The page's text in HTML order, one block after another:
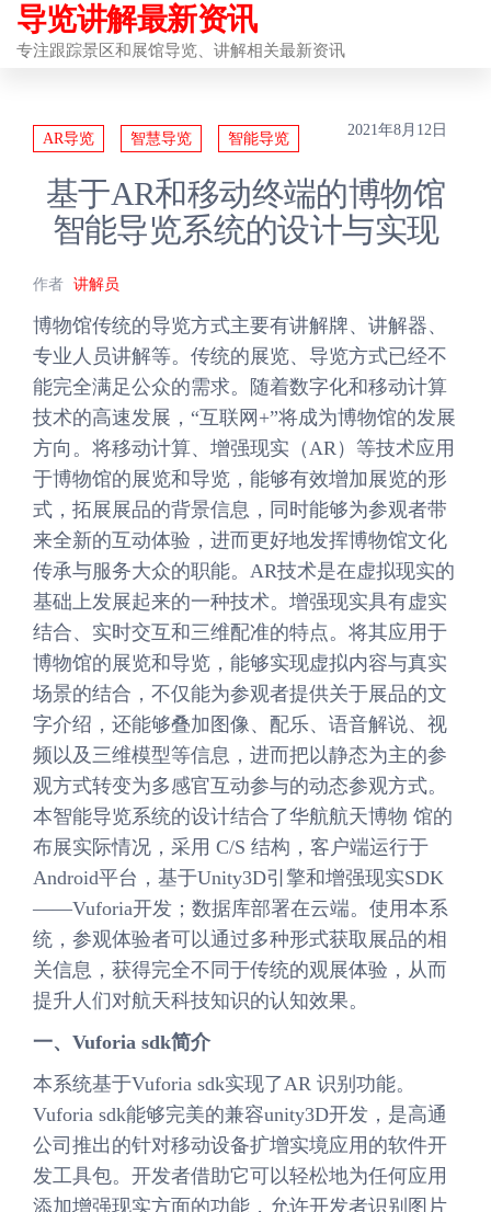
前
往
导览讲解最新资讯
专注跟踪景区和展馆导览、讲解相关最新资讯
AR导览 智慧导览 智能导览
2021年8月12日
基于AR和移动终端的博物馆
智能导览系统的设计与实现
作者 讲解员
博物馆传统的导览方式主要有讲解牌、讲解器、
专业人员讲解等。传统的展览、导览方式已经不
能完全满足公众的需求。随着数字化和移动计算
技术的高速发展，“互联网+”将成为博物馆的发展
方向。将移动计算、增强现实（AR）等技术应用
于博物馆的展览和导览，能够有效增加展览的形
式，拓展展品的背景信息，同时能够为参观者带
来全新的互动体验，进而更好地发挥博物馆文化
传承与服务大众的职能。AR技术是在虚拟现实的
基础上发展起来的一种技术。增强现实具有虚实
结合、实时交互和三维配准的特点。将其应用于
博物馆的展览和导览，能够实现虚拟内容与真实
场景的结合，不仅能为参观者提供关于展品的文
字介绍，还能够叠加图像、配乐、语音解说、视
频以及三维模型等信息，进而把以静态为主的参
观方式转变为多感官互动参与的动态参观方式。
本智能导览系统的设计结合了华航航天博物 馆的
布展实际情况，采用 C/S 结构，客户端运行于
Android平台，基于Unity3D引擎和增强现实SDK
——Vuforia开发；数据库部署在云端。使用本系
统，参观体验者可以通过多种形式获取展品的相
关信息，获得完全不同于传统的观展体验，从而
提升人们对航天科技知识的认知效果。
一、Vuforia sdk简介
本系统基于Vuforia sdk实现了AR 识别功能。
Vuforia sdk能够完美的兼容unity3D开发，是高通
公司推出的针对移动设备扩增实境应用的软件开
发工具包。开发者借助它可以轻松地为任何应用
添加增强现实方面的功能，允许开发者识别图片